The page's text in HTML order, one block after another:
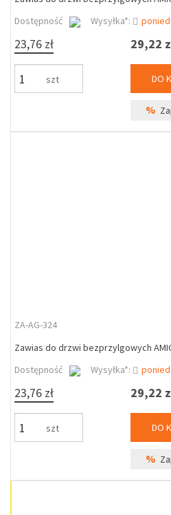
Dostępność
Wysyłka*:
23,76 zł
szt
29,22
DO
%
ZA-AG-324
Zawias do drzwi bezprzylgowych
Dostępność
Wysyłka*:
23,76 zł
szt
29,22
DO
%